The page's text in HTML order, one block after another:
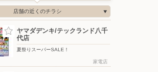
店舗の近くのチラシ
ヤマダデンキ/テックランド八千
代店
夏祭りスーパーSALE！
家電店